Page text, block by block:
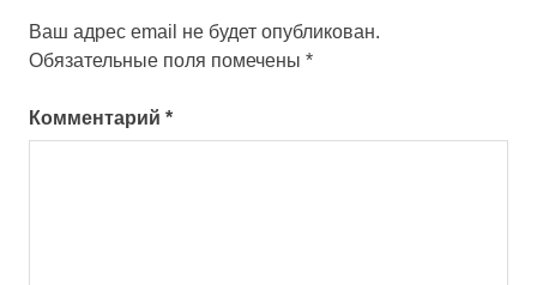
Ваш адрес email не будет опубликован.
Обязательные поля помечены *
Комментарий *